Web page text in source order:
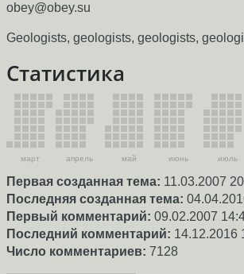
obey@obey.su
Geologists, geologists, geologists,
Статистика
март апрель май июнь июль
Первая созданная тема: 11.03.2007
Последняя созданная тема:
Первый комментарий: 09.02.2007
Последний комментарий: 14.12.2016
Число комментариев: 7128